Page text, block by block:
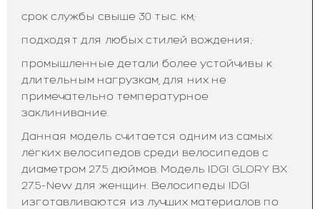
срок службы свыше 30 тыс. км;·
подходят для любых стилей вождения;·
промышленные детали более устойчивы к
длительным нагрузкам, для них не
примечательно температурное
заклинивание.
Данная модель считается одним из самых
лёгких велосипедов среди велосипедов с
диаметром 27.5 дюймов. Модель IDGI GLORY BX
27.5-New для женщин. Велосипеды IDGI
изготавливаются из лучших материалов по